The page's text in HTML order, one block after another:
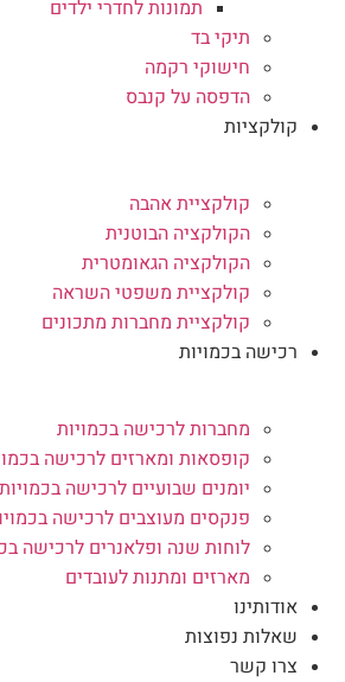
תמונות לחדרי ילדים
תיקי בד
חישוקי רקמה
הדפסה על קנבס
קולקציות
קולקציית אהבה
הקולקציה הבוטנית
הקולקציה הגאומטרית
קולקציית משפטי השראה
קולקציית מחברות מתכונים
רכישה בכמויות
מחברות לרכישה בכמויות
קופסאות ומארזים לרכישה
יומנים שבועיים לרכישה בכמויות
פנקסים מעוצבים לרכישה
לוחות שנה ופלאנרים לרכישה
מארזים ומתנות לעובדים
אודותינו
שאלות נפוצות
צרו קשר